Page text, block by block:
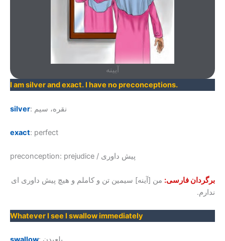
آیینه
I am silver and exact. I have no preconceptions.
silver : نقره، سیم
exact: ​perfect
preconception: prejudice / پیش داوری
برگردان فارسی: من [آینه] سیمین تن و کاملم و هیچ پیش داوری ای
ندارم.
Whatever I see I swallow immediately